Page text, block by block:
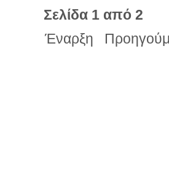
Σελίδα 1 από 2
Έναρξη